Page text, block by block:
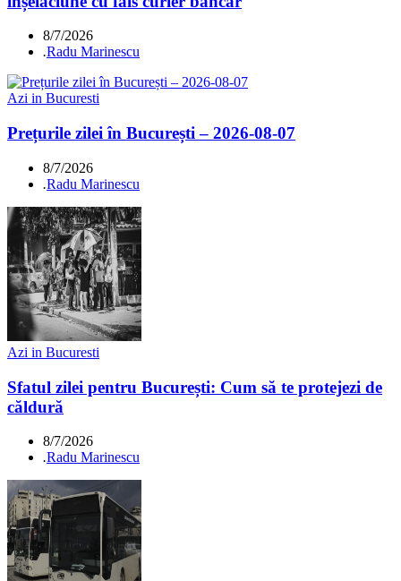
8/7/2026
.Radu Marinescu
Azi in Bucuresti
Prețurile zilei în București – 2026-08-07
8/7/2026
.Radu Marinescu
Azi in Bucuresti
Sfatul zilei pentru București: Cum să te protejezi de
căldură
8/7/2026
.Radu Marinescu